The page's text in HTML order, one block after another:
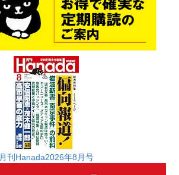
月刊Hanada2026年8月号